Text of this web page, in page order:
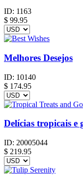
ID: 1163
$ 99.95
Melhores Desejos
ID: 10140
$ 174.95
Delícias tropicais e
ID: 20005044
$ 219.95